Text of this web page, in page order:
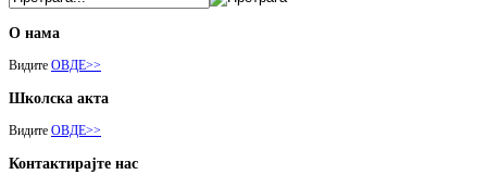
О нама
Видите ОВДЕ>>
Школска акта
Видите ОВДЕ>>
Контактирајте нас